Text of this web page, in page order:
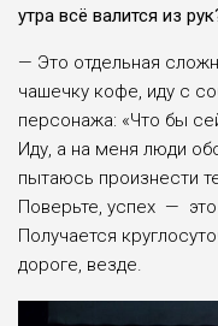
утра всё валится из
— Это отдельная
чашечку кофе, иду с
персонажа: «Что бы
Иду, а на меня люди
пытаюсь произнести
Поверьте, успех — это
Получается
дороге, везде.